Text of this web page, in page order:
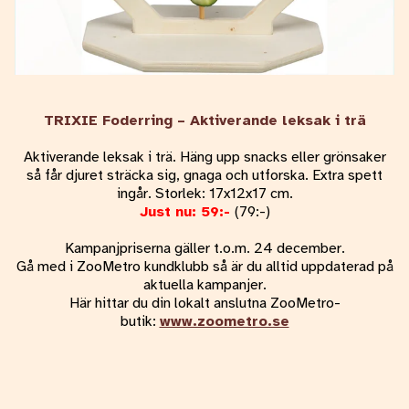
TRIXIE Foderring – Aktiverande leksak i trä
Aktiverande leksak i trä. Häng upp snacks eller grönsaker
så får djuret sträcka sig, gnaga och utforska. Extra spett
ingår. Storlek: 17x12x17 cm.
Just nu: 59:- (79:-)
Kampanjpriserna gäller t.o.m. 24 december.
Gå med i ZooMetro kundklubb så är du alltid uppdaterad på
aktuella kampanjer.
Här hittar du din lokalt anslutna ZooMetro-
butik: www.zoometro.se